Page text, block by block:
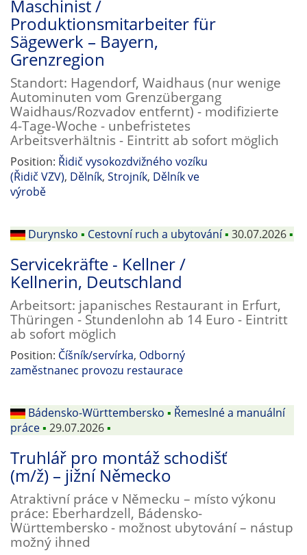
Maschinist /
Produktionsmitarbeiter für
Sägewerk – Bayern,
Grenzregion
Standort: Hagendorf, Waidhaus (nur wenige
Autominuten vom Grenzübergang
Waidhaus/Rozvadov entfernt) - modifizierte
4-Tage-Woche - unbefristetes
Arbeitsverhältnis - Eintritt ab sofort möglich
Position: Řidič vysokozdvižného vozíku
(Řidič VZV), Dělník, Strojník, Dělník ve
výrobě
Durynsko ▪ Cestovní ruch a ubytování▪ 30.07.2026▪
Servicekräfte - Kellner /
Kellnerin, Deutschland
Arbeitsort: japanisches Restaurant in Erfurt,
Thüringen - Stundenlohn ab 14 Euro - Eintritt
ab sofort möglich
Position: Číšník/servírka, Odborný
zaměstnanec provozu restaurace
Bádensko-Württembersko ▪ Řemeslné a manuální
práce▪ 29.07.2026▪
Truhlář pro montáž schodišť
(m/ž) – jižní Německo
Atraktivní práce v Německu – místo výkonu
práce: Eberhardzell, Bádensko-
Württembersko - možnost ubytování – nástup
možný ihned